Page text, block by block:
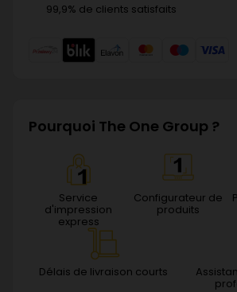
99,9% de clients satisfaits
Pourquoi The One Group ?
Service
d'impression
express
Configurateur de
produits
Délais de livraison courts